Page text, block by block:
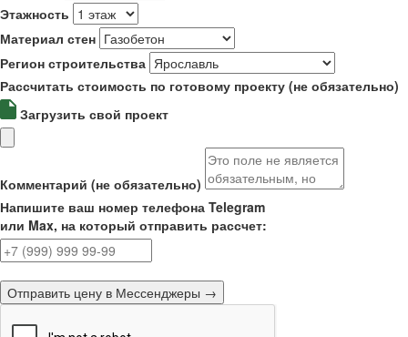
Этажность
Материал стен
Регион строительства
Рассчитать стоимость по готовому проекту (не обязательно)
Загрузить свой проект
Комментарий (не обязательно)
Напишите ваш номер телефона Telegram
или Max, на который отправить рассчет:
Отправить цену в Мессенджеры →